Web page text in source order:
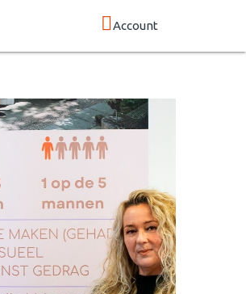
Account